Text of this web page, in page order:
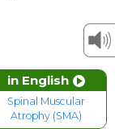
in English
Spinal Muscular
Atrophy (SMA)